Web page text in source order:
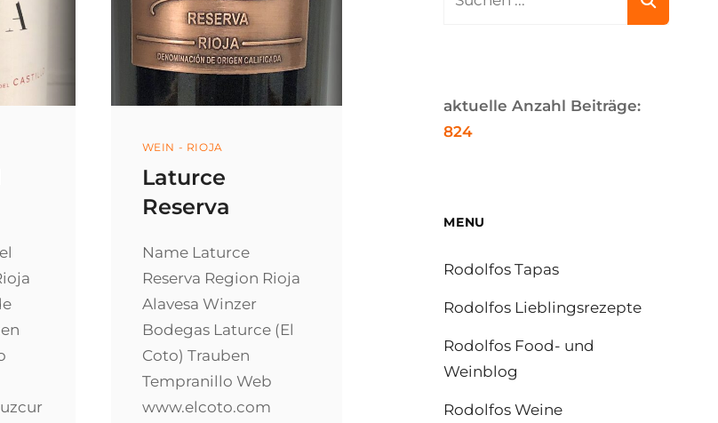
Categories
WEIN - RIOJA
Laturce
Reserva
Name Laturce
Reserva Region Rioja
Alavesa Winzer
Bodegas Laturce (El
Coto) Trauben
Tempranillo Web
www.elcoto.com
aktuelle Anzahl Beiträge:
824
MENU
Rodolfos Tapas
Rodolfos Lieblingsrezepte
Rodolfos Food- und
Weinblog
Rodolfos Weine